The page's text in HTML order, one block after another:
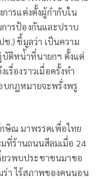
ารแต่งตั้งผู้กำกับใน
ารป้องกันและปราบ
.) ชี้มูลว่า เป็นความ
ติหน่้าที่นายกฯ ตั้งแต่
รื่องราวเมื่อครั้งทำ
บกฎหมายจะพรั่งพรู
ษิณ มาพรรคเพื่อไทย
ที่ร้านถนนสีลมเมื่อ 24
ยวพบประชาชนมาขอ
ร่า ไร้สภาพของคนนอน